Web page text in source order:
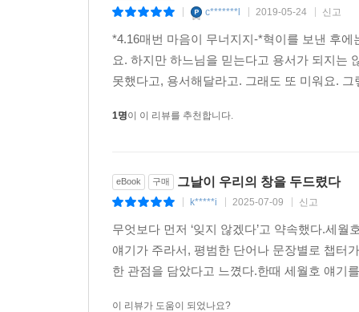
심연, 봉합 불가능한 균열”(381면)을 폭로한 존
것을 역설한다. 이러한 질문은 이 책의 독자들이
c*******l 2019-05-24 신고
*4.16매번 마음이 무너지지-*혁이를 보낸 후
요. 하지만 하느님을 믿는다고 용서가 되지는
못했다고, 용서해달라고. 그래도 또 미워요.
1명이 이 리뷰를 추천합니다.
eBook 구매 그날이 우리의 창을 두드렸다
k*****i 2025-07-09 신고
무엇보다 먼저 ‘잊지 않겠다’고 약속했다.세
얘기가 주라서, 평범한 단어나 문장별로 챕터
한 관점을 담았다고 느꼈다.한때 세월호 얘기
이 리뷰가 도움이 되었나요?